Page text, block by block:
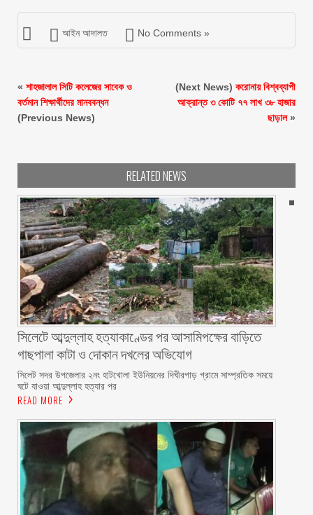
আইন আদালত No Comments »
« শাহজালাল সিটি কলেজের সাবেক ও
বর্তমান শিক্ষার্থীদের মানববন্ধন
(Previous News)
(Next News) করোনায় বিশ্বব্যাপী
আক্রান্ত ৩ কোটি ৭৭ লাখ ৩৮ হাজার
ছাড়াল»
RELATED NEWS
সিলেটে আব্দুল্লাহ হত্যাকাণ্ডের পর আসামিপক্ষের বাড়িতে
গাছপালা কাটা ও দোকান দখলের অভিযোগ
সিলেট সদর উপজেলার ২নং হাটখোলা ইউনিয়নের দিঘীরপাড় গ্রামে সাম্প্রতিক সময়ে
ঘটে যাওয়া আব্দুল্লাহ হত্যার পর
READ MORE